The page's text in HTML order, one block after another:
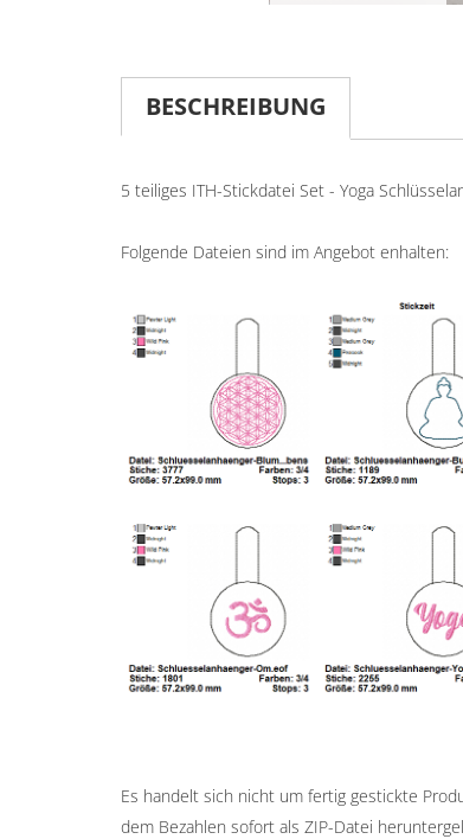
BESCHREIBUNG
5 teiliges ITH-Stickdatei Set - Yoga
Folgende Dateien sind im Angebot enhalten:
Es handelt sich nicht um fertig gestickte
dem Bezahlen sofort als ZIP-Datei